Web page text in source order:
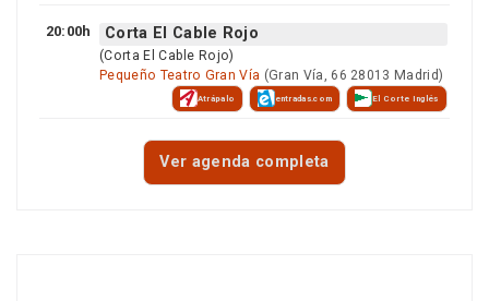
20:00h Corta El Cable Rojo
(Corta El Cable Rojo)
Pequeño Teatro Gran Vía (Gran Vía, 66 28013 Madrid)
Atrápalo entradas.com El Corte Inglés
Ver agenda completa